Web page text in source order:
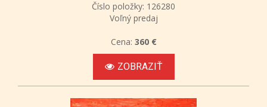
Číslo položky: 126280
Voľný predaj
Cena: 360 €
ZOBRAZIŤ